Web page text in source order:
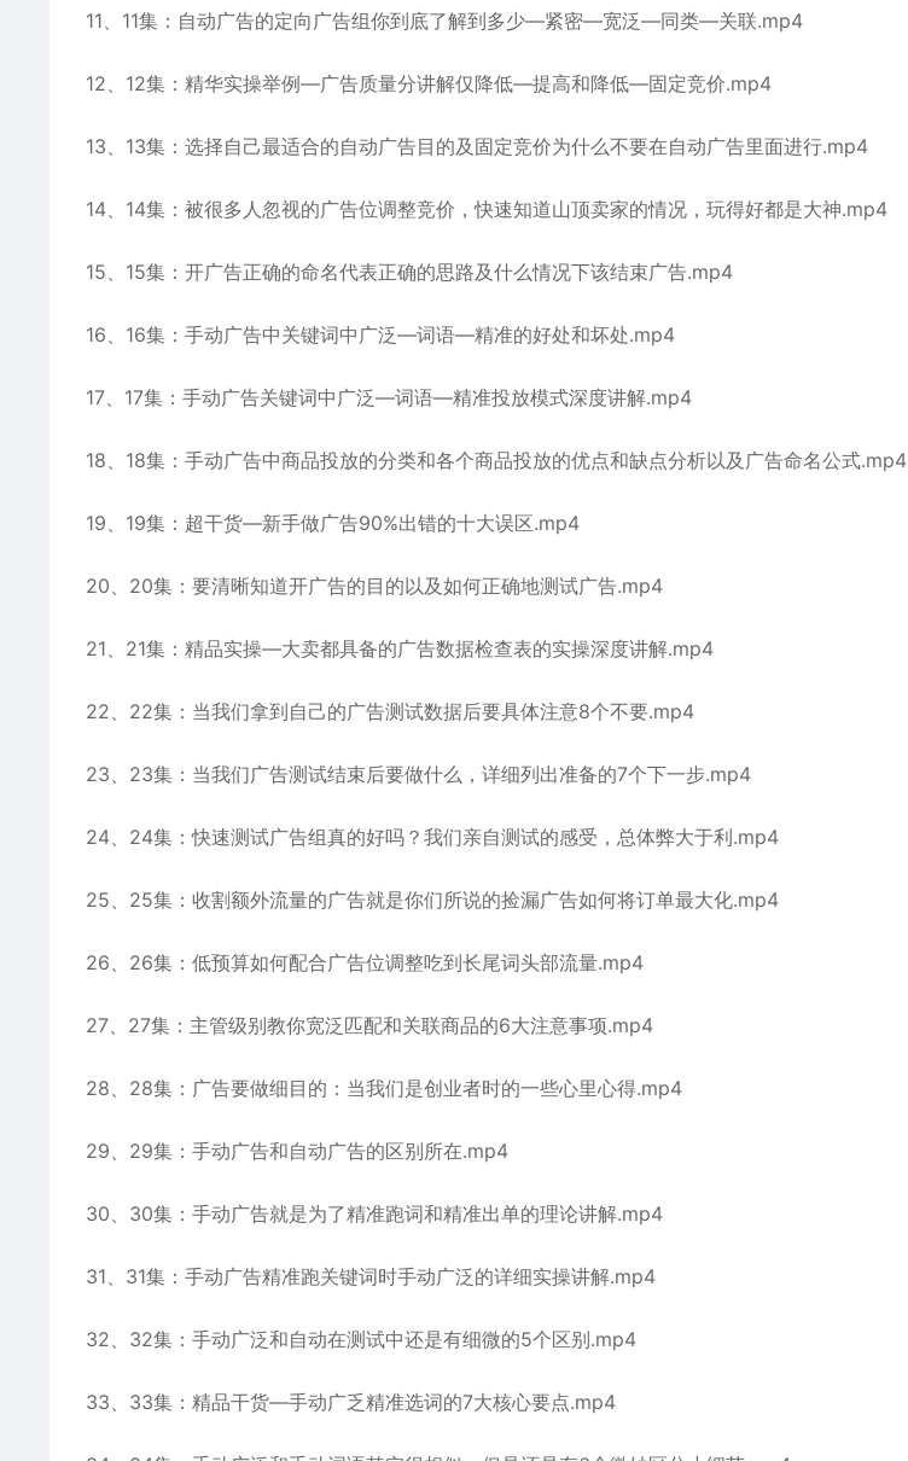
11、11集：自动广告的定向广告组你到底了解到多少—紧密—宽泛—同类—关联.mp4
12、12集：精华实操举例—广告质量分讲解仅降低—提高和降低—固定竞价.mp4
13、13集：选择自己最适合的自动广告目的及固定竞价为什么不要在自动广告里面进行.mp4
14、14集：被很多人忽视的广告位调整竞价，快速知道山顶卖家的情况，玩得好都是大神.mp4
15、15集：开广告正确的命名代表正确的思路及什么情况下该结束广告.mp4
16、16集：手动广告中关键词中广泛—词语—精准的好处和坏处.mp4
17、17集：手动广告关键词中广泛—词语—精准投放模式深度讲解.mp4
18、18集：手动广告中商品投放的分类和各个商品投放的优点和缺点分析以及广告命名公式.mp4
19、19集：超干货—新手做广告90%出错的十大误区.mp4
20、20集：要清晰知道开广告的目的以及如何正确地测试广告.mp4
21、21集：精品实操—大卖都具备的广告数据检查表的实操深度讲解.mp4
22、22集：当我们拿到自己的广告测试数据后要具体注意8个不要.mp4
23、23集：当我们广告测试结束后要做什么，详细列出准备的7个下一步.mp4
24、24集：快速测试广告组真的好吗？我们亲自测试的感受，总体弊大于利.mp4
25、25集：收割额外流量的广告就是你们所说的捡漏广告如何将订单最大化.mp4
26、26集：低预算如何配合广告位调整吃到长尾词头部流量.mp4
27、27集：主管级别教你宽泛匹配和关联商品的6大注意事项.mp4
28、28集：广告要做细目的：当我们是创业者时的一些心里心得.mp4
29、29集：手动广告和自动广告的区别所在.mp4
30、30集：手动广告就是为了精准跑词和精准出单的理论讲解.mp4
31、31集：手动广告精准跑关键词时手动广泛的详细实操讲解.mp4
32、32集：手动广泛和自动在测试中还是有细微的5个区别.mp4
33、33集：精品干货—手动广乏精准选词的7大核心要点.mp4